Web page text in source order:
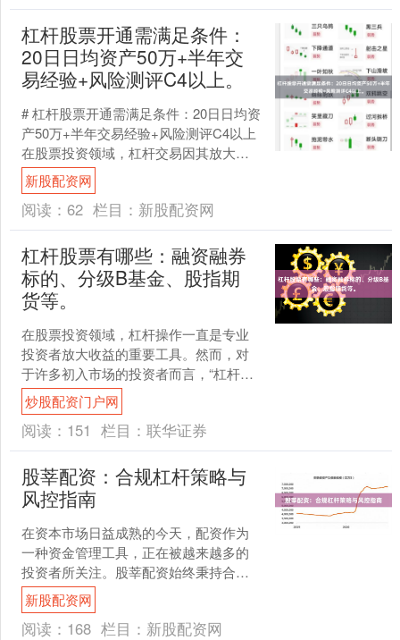
杠杆股票开通需满足条件：
20日日均资产50万+半年交
易经验+风险测评C4以上。
# 杠杆股票开通需满足条件：20日日均资
产50万+半年交易经验+风险测评C4以上
在股票投资领域，杠杆交易因其放大收
益的特性而备受关注。然而，并非所有
投资者都能....
新股配资网
阅读： 62 栏目： 新股配资网
杠杆股票有哪些：融资融券
标的、分级B基金、股指期
货等。
在股票投资领域，杠杆操作一直是专业
投资者放大收益的重要工具。然而，对
于许多初入市场的投资者而言，“杠杆股
票有哪些”是一个需要谨慎了解的问题。
本文将系统梳理市场中....
炒股配资门户网
阅读： 151 栏目： 联华证券
股莘配资：合规杠杆策略与
风控指南
在资本市场日益成熟的今天，配资作为
一种资金管理工具，正在被越来越多的
投资者所关注。股莘配资始终秉持合规
经营理念，致力于为投资者提供透明、
规范的杠杆服务。本文将从....
新股配资网
阅读： 168 栏目： 新股配资网